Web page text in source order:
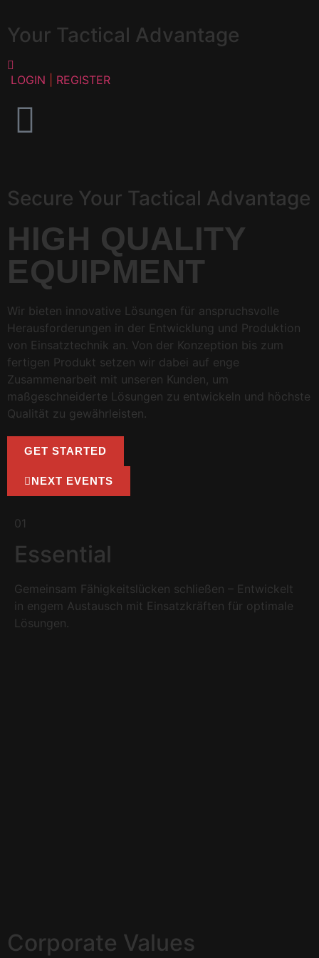
Your Tactical Advantage
LOGIN REGISTER
Secure Your Tactical Advantage
HIGH QUALITY
EQUIPMENT
Wir bieten innovative Lösungen für anspruchsvolle
Herausforderungen in der Entwicklung und Produktion
von Einsatztechnik an. Von der Konzeption bis zum
fertigen Produkt setzen wir dabei auf enge
Zusammenarbeit mit unseren Kunden, um
maßgeschneiderte Lösungen zu entwickeln und höchste
Qualität zu gewährleisten.
GET STARTED
NEXT EVENTS
01
Essential
Gemeinsam Fähigkeitslücken schließen – Entwickelt
in engem Austausch mit Einsatzkräften für optimale
Lösungen.
Corporate Values